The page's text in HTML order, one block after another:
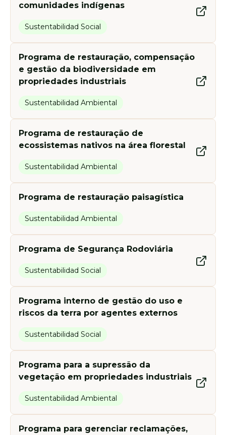
comunidades indígenas
Sustentabilidad Social
Programa de restauração, compensação
e gestão da biodiversidade em
propriedades industriais
Sustentabilidad Ambiental
Programa de restauração de
ecossistemas nativos na área florestal
Sustentabilidad Ambiental
Programa de restauração paisagística
Sustentabilidad Ambiental
Programa de Segurança Rodoviária
Sustentabilidad Social
Programa interno de gestão do uso e
riscos da terra por agentes externos
Sustentabilidad Social
Programa para a supressão da
vegetação em propriedades industriais
Sustentabilidad Ambiental
Programa para gerenciar reclamações,